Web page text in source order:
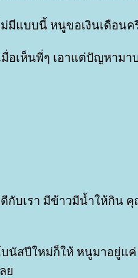
มีแบบนี้ หนูขอเงินเดือนค
มื่อเห็นพี่ๆ เอาแต่ปัญหาม
กับเรา มีข้าวมีน้ำให้กิน
นัสปีใหม่ก็ให้ หนูมาอยู่แค่
ล